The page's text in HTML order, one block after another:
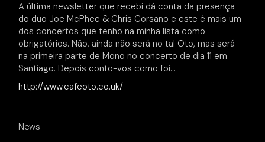
A última newsletter que recebi dá conta da presença
do duo Joe McPhee & Chris Corsano e este é mais um
dos concertos que tenho na minha lista como
obrigatórios. Não, ainda não será no tal Oto, mas será
na primeira parte de Mono no concerto de dia 11 em
Santiago. Depois conto-vos como foi…
http://www.cafeoto.co.uk/
News